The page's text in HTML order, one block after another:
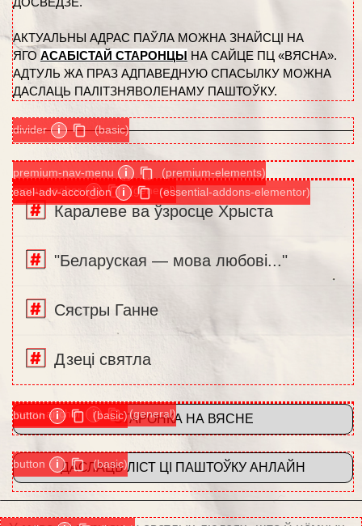
АКТУАЛЬНЫ АДРАС ПАЎЛА МОЖНА ЗНАЙСЦІ НА
ЯГО АСАБІСТАЙ СТАРОНЦЫ НА САЙЦЕ ПЦ «ВЯСНА».
АДТУЛЬ ЖА ПРАЗ АДПАВЕДНУЮ СПАСЫЛКУ МОЖНА
ДАСЛАЦЬ ПАЛІТЗНЯВОЛЕНАМУ ПАШТОЎКУ.
divider i (basic)
premium-nav-menu i
(premium-elements)
menu-anchor
i (general)
Каралеве ва ўзросце Хрыста
"Беларуская — мова любові..."
Сястры Ганне
Дзеці святла
eael-adv-accordion i (essential-addons-elementor)
menu-anchor i (general)
СТАРОНКА НА ВЯСНЕ
button i (basic)
ДАСЛАЦЬ ЛІСТ ЦІ ПАШТОЎКУ АНЛАЙН
button i (basic)